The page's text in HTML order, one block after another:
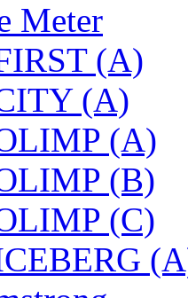
Meter
(A)
(A)
(A)
(B)
(C)